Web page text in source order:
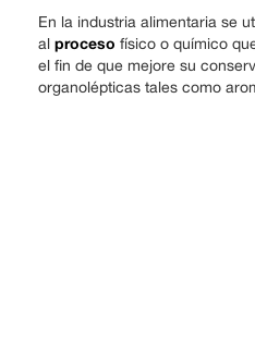
En la industria alimentaria se
al proceso físico o químico
el fin de que mejore su
organolépticas tales como